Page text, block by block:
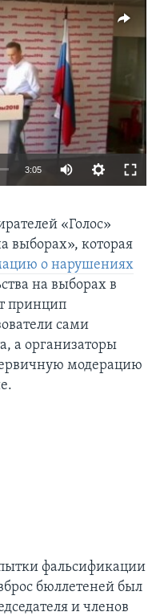
available
3:05
«Голос»
выборах», которая
о нарушениях
на выборах в
принцип
сами
а организаторы
модерацию
фальсификации
бюллетеней был
и членов